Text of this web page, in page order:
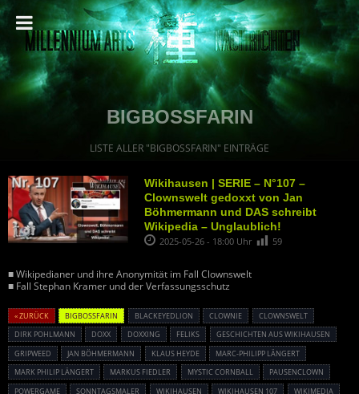
BIGBOSSFARIN
LISTE ALLER "BIGBOSSFARIN" EINTRÄGE
Wikihausen | SERIE – N°107 –
Clownswelt gedoxxt von Jan
Böhmermann und DAS schreibt
Wikipedia – Unglaublich!
2025-05-26 - 18:00 Uhr 59
■ Wikipedianer und ihre Anonymität im Fall Clownswelt
■ Fall Stephan Kramer und der Verfassungsschutz
« ZURÜCK BIGBOSSFARIN BLACKEYEDLION CLOWNIE
CLOWNSWELT
DIRK POHLMANN
DOXX DOXXING FELIKS
GESCHICHTEN AUS WIKIHAUSEN
GRIPWEED
JAN BÖHMERMANN KLAUS HEYDE
MARC-PHILIPP LÄNGERT
MARK PHILIP LÄNGERT
MARKUS FIEDLER MYSTIC CORNBALL
PAUSENCLOWN
POWERGAME
SONNTAGSMALER WIKIHAUSEN WIKIHAUSEN 107
WIKIMEDIA